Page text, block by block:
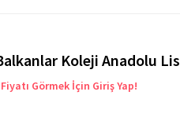
Koleji Anadolu
Fiyatı Görmek İçin Giriş Yap!